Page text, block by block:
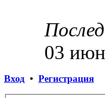
03
Вход • Регистрация